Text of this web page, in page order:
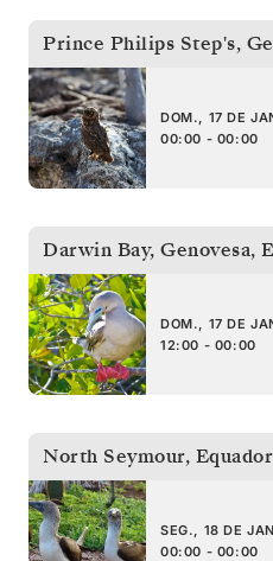
Prince Philips Step's,
DOM., 17 DE
00:00 - 00:00
Darwin Bay, Genovesa,
DOM., 17 DE
12:00 - 00:00
North Seymour, Equador
SEG., 18 DE
00:00 - 00:00